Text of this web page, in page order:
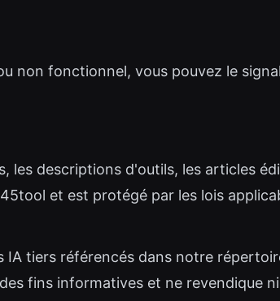
non fonctionnel, vous pouvez le
les descriptions d'outils, les articles
et est protégé par les lois
tiers référencés dans notre
fins informatives et ne revendique